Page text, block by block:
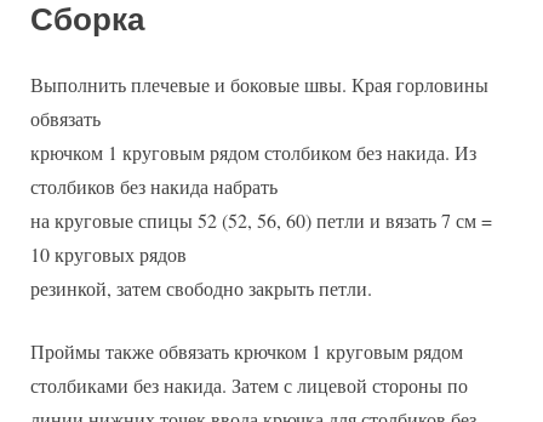
Сборка
Выполнить плечевые и боковые швы. Края горловины
обвязать
крючком 1 круговым рядом столбиком без накида. Из
столбиков без накида набрать
на круговые спицы 52 (52, 56, 60) петли и вязать 7 см =
10 круговых рядов
резинкой, затем свободно закрыть петли.
Проймы также обвязать крючком 1 круговым рядом
столбиками без накида. Затем с лицевой стороны по